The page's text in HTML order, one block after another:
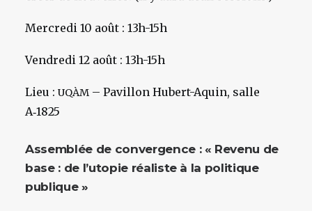
Mercredi 10 août : 13h-15h
Vendredi 12 août : 13h-15h
Lieu : UQÀM– Pavillon Hubert-Aquin, salle
A‑1825
Assemblée de convergence : « Revenu de
base : de l’utopie réaliste à la politique
publique »